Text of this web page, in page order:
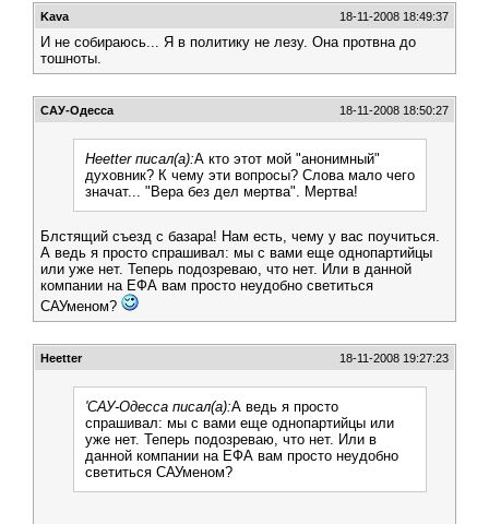
Kava 18-11-2008 18:49:37
И не собираюсь... Я в политику не лезу. Она протвна до
тошноты.
САУ-Одесса 18-11-2008 18:50:27
Heetter писал(а):А кто этот мой "анонимный"
духовник? К чему эти вопросы? Слова мало чего
значат... "Вера без дел мертва". Мертва!
Блстящий съезд с базара! Нам есть, чему у вас поучиться.
А ведь я просто спрашивал: мы с вами еще однопартийцы
или уже нет. Теперь подозреваю, что нет. Или в данной
компании на ЕФА вам просто неудобно светиться
САУменом?
Heetter 18-11-2008 19:27:23
'САУ-Одесса писал(а):А ведь я просто
спрашивал: мы с вами еще однопартийцы или
уже нет. Теперь подозреваю, что нет. Или в
данной компании на ЕФА вам просто неудобно
светиться САУменом?